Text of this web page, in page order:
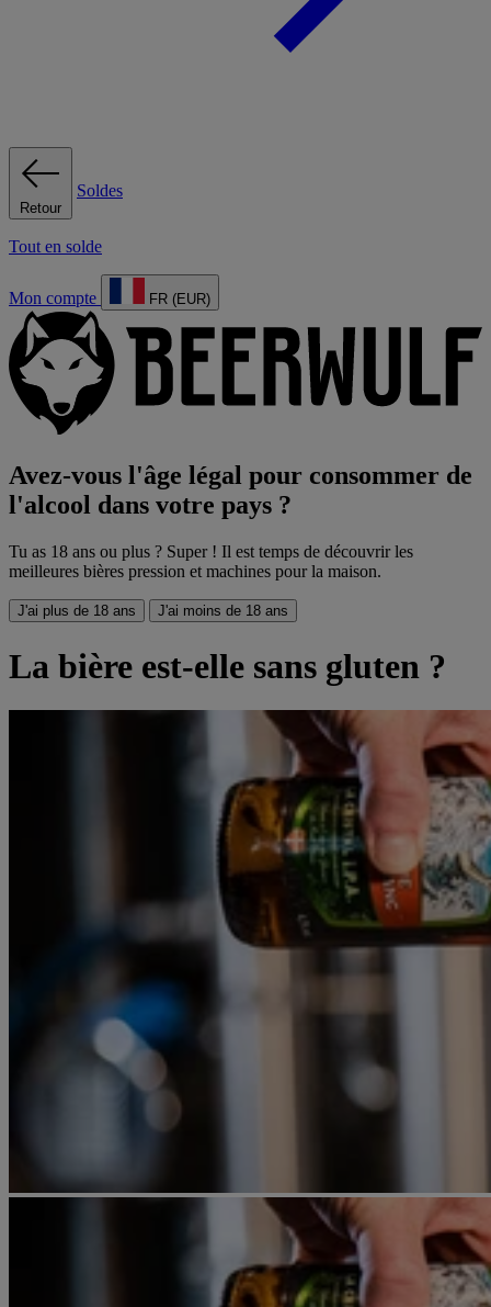
Retour
Soldes
Tout en solde
Mon compte FR (EUR)
Avez-vous l'âge légal pour consommer de
l'alcool dans votre pays ?
Tu as 18 ans ou plus ? Super ! Il est temps de découvrir les
meilleures bières pression et machines pour la maison.
J'ai plus de 18 ans J'ai moins de 18 ans
La bière est-elle sans gluten ?